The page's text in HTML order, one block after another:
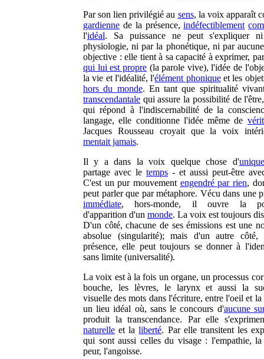
Par son lien privilégié au sens, la voix apparaît
gardienne de la présence,indéfectiblement
l'idéal. Sa puissance ne peut s'expliquer
physiologie, ni par la phonétique, ni par
objective : elle tient à sa capacité à exprimer,
qui lui est propre(la parole vive), l'idée de
la vie et l'idéalité, l'élément phoniqueet les
hors du monde. En tant que spiritualité
transcendantale qui assure la possibilité de
qui répond à l'indiscernabilité de la
langage, elle conditionne l'idée même de
Jacques Rousseau croyait que la voix
mentait jamais.
Il y a dans la voix quelque chose d'unique
partage avec le temps - et aussi peut-être
C'est un pur mouvement engendré par rien,
peut parler que par métaphore. Vécu dans une
immédiate, hors-monde, il ouvre la
d'apparition d'un monde. La voix est toujours
D'un côté, chacune de ses émissions est une
absolue (singularité); mais d'un autre côté,
présence, elle peut toujours se donner à
sans limite (universalité).
La voix est à la fois un organe, un processus
bouche, les lèvres, le larynx et aussi la
visuelle des mots dans l'écriture, entre l'oeil et la
un lieu idéal où, sans le concours d'aucune
produit la transcendance. Par elle
naturelle et laliberté. Par elle transitent les
qui sont aussi celles du visage : l'empathie,
peur, l'angoisse.